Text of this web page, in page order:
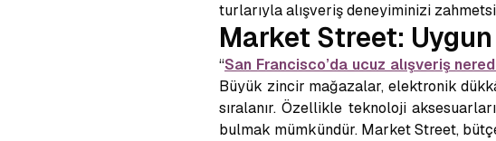
turlarıyla alışveriş deneyiminizi
Market Street:
“San Francisco’da ucuz alışveriş
Büyük zincir mağazalar, elektronik
sıralanır. Özellikle teknoloji
bulmak mümkündür. Market Street,